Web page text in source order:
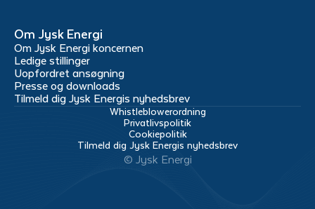
Om Jysk Energi
Om Jysk Energi koncernen
Ledige stillinger
Uopfordret ansøgning
Presse og downloads
Tilmeld dig Jysk Energis nyhedsbrev
© Jysk Energi
Whistleblowerordning
Privatlivspolitik
Cookiepolitik
Tilmeld dig Jysk Energis nyhedsbrev